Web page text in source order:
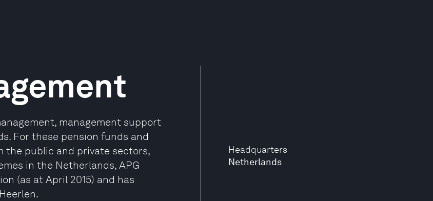
Headquarters
Netherlands
management support
For these pension funds and
public and private sectors,
in the Netherlands, APG
(as at April 2015) and has